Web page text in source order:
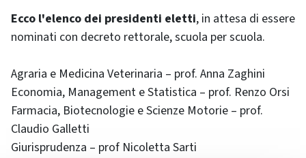
Ecco l'elenco dei presidenti eletti, in attesa di essere
nominati con decreto rettorale, scuola per scuola.
Agraria e Medicina Veterinaria – prof. Anna Zaghini
Economia, Management e Statistica – prof. Renzo Orsi
Farmacia, Biotecnologie e Scienze Motorie – prof.
Claudio Galletti
Giurisprudenza – prof Nicoletta Sarti